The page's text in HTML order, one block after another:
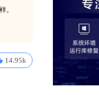
。
14.95k